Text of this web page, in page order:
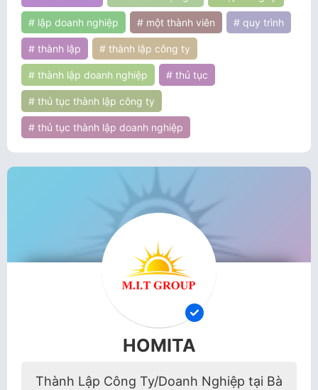
# lập doanh nghiệp # một thành viên # quy trình
# thành lập # thành lập công ty
# thành lập doanh nghiệp # thủ tục
# thủ tục thành lập công ty
# thủ tục thành lập doanh nghiệp
HOMITA
Thành Lập Công Ty/Doanh Nghiệp tại Bà